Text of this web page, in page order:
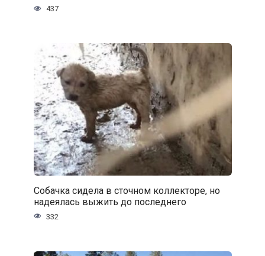
437
Собачка сидела в сточном коллекторе, но
надеялась выжить до последнего
332